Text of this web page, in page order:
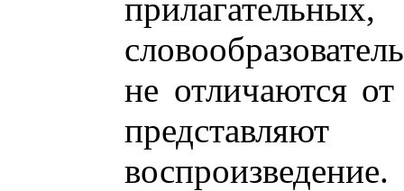
не отличаются